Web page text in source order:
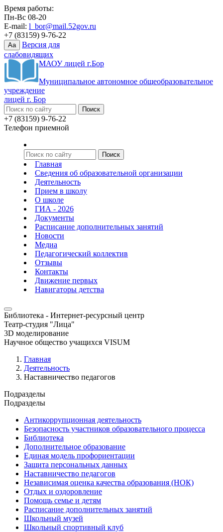
Время работы:
Пн-Вс 08-20
E-mail: l_bor@mail.52gov.ru
+7 (83159) 9-76-22
Aa
Версия для
слабовидящих
МАОУ лицей г.Бор
Муниципальное автономное общеобразовательное
учреждение
лицей г. Бор
+7 (83159) 9-76-22
Телефон приемной
Главная
Сведения об образовательной организации
Деятельность
Прием в школу
О школе
ГИА - 2026
Документы
Расписание дополнительных занятий
Новости
Медиа
Педагогический коллектив
Отзывы
Контакты
Движение первых
Навигаторы детства
Библиотека - Интернет-ресурсный центр
Театр-студия "Лица"
3D моделирование
Научное общество учащихся VISUM
Главная
Деятельность
Наставничество педагогов
Подразделы
Подразделы
Антикоррупционная деятельность
Безопасность участников образовательного процесса
Библиотека
Дополнительное образование
Единая модель профориентации
Защита персональных данных
Наставничество педагогов
Независимая оценка качества образования (НОК)
Отдых и оздоровление
Помощь семье и детям
Расписание дополнительных занятий
Школьный музей
Школьный спортивный клуб